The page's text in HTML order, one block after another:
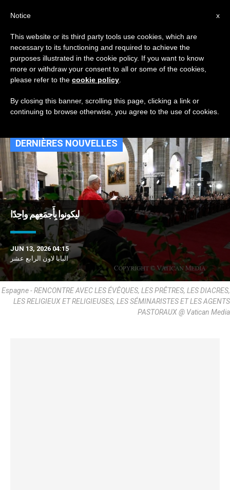
TAG
Posts Tagged
DERNIÈRES NOUVELLES
ليكونوا بِأَجمَعِهم واحِدًا
JUN 13, 2026 04:15
البابا لاون الرابع عشر
Espagne - RENCONTRE AVEC LES ÉVÊQUES, LES PRÊTRES, LES DIACRES,
LES RELIGIEUX ET RELIGIEUSES, LES SÉMINARISTES ET LES AGENTS
PASTORAUX @ Vatican Media
x
Notice
This website or its third party tools use cookies, which are
necessary to its functioning and required to achieve the
purposes illustrated in the cookie policy. If you want to know
more or withdraw your consent to all or some of the cookies,
please refer to the cookie policy
By closing this banner, scrolling this page, clicking a link or
continuing to browse otherwise, you agree to the use of cookies.